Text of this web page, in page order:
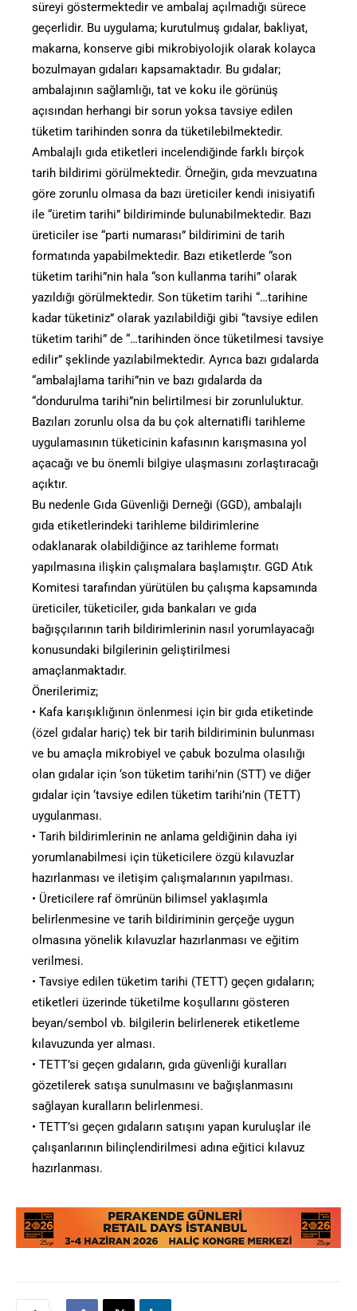
süreyi göstermektedir ve ambalaj açılmadığı sürece
geçerlidir. Bu uygulama; kurutulmuş gıdalar, bakliyat,
makarna, konserve gibi mikrobiyolojik olarak kolayca
bozulmayan gıdaları kapsamaktadır. Bu gıdalar;
ambalajının sağlamlığı, tat ve koku ile görünüş
açısından herhangi bir sorun yoksa tavsiye edilen
tüketim tarihinden sonra da tüketilebilmektedir.
Ambalajlı gıda etiketleri incelendiğinde farklı birçok
tarih bildirimi görülmektedir. Örneğin, gıda mevzuatına
göre zorunlu olmasa da bazı üreticiler kendi inisiyatifi
ile “üretim tarihi” bildiriminde bulunabilmektedir. Bazı
üreticiler ise “parti numarası” bildirimini de tarih
formatında yapabilmektedir. Bazı etiketlerde “son
tüketim tarihi”nin hala “son kullanma tarihi” olarak
yazıldığı görülmektedir. Son tüketim tarihi “…tarihine
kadar tüketiniz” olarak yazılabildiği gibi “tavsiye edilen
tüketim tarihi” de “…tarihinden önce tüketilmesi tavsiye
edilir” şeklinde yazılabilmektedir. Ayrıca bazı gıdalarda
“ambalajlama tarihi”nin ve bazı gıdalarda da
“dondurulma tarihi”nin belirtilmesi bir zorunluluktur.
Bazıları zorunlu olsa da bu çok alternatifli tarihleme
uygulamasının tüketicinin kafasının karışmasına yol
açacağı ve bu önemli bilgiye ulaşmasını zorlaştıracağı
açıktır.
Bu nedenle Gıda Güvenliği Derneği (GGD), ambalajlı
gıda etiketlerindeki tarihleme bildirimlerine
odaklanarak olabildiğince az tarihleme formatı
yapılmasına ilişkin çalışmalara başlamıştır. GGD Atık
Komitesi tarafından yürütülen bu çalışma kapsamında
üreticiler, tüketiciler, gıda bankaları ve gıda
bağışçılarının tarih bildirimlerinin nasıl yorumlayacağı
konusundaki bilgilerinin geliştirilmesi
amaçlanmaktadır.
Önerilerimiz;
• Kafa karışıklığının önlenmesi için bir gıda etiketinde
(özel gıdalar hariç) tek bir tarih bildiriminin bulunması
ve bu amaçla mikrobiyel ve çabuk bozulma olasılığı
olan gıdalar için ‘son tüketim tarihi’nin (STT) ve diğer
gıdalar için ‘tavsiye edilen tüketim tarihi’nin (TETT)
uygulanması.
• Tarih bildirimlerinin ne anlama geldiğinin daha iyi
yorumlanabilmesi için tüketicilere özgü kılavuzlar
hazırlanması ve iletişim çalışmalarının yapılması.
• Üreticilere raf ömrünün bilimsel yaklaşımla
belirlenmesine ve tarih bildiriminin gerçeğe uygun
olmasına yönelik kılavuzlar hazırlanması ve eğitim
verilmesi.
• Tavsiye edilen tüketim tarihi (TETT) geçen gıdaların;
etiketleri üzerinde tüketilme koşullarını gösteren
beyan/sembol vb. bilgilerin belirlenerek etiketleme
kılavuzunda yer alması.
• TETT’si geçen gıdaların, gıda güvenliği kuralları
gözetilerek satışa sunulmasını ve bağışlanmasını
sağlayan kuralların belirlenmesi.
• TETT’si geçen gıdaların satışını yapan kuruluşlar ile
çalışanlarının bilinçlendirilmesi adına eğitici kılavuz
hazırlanması.